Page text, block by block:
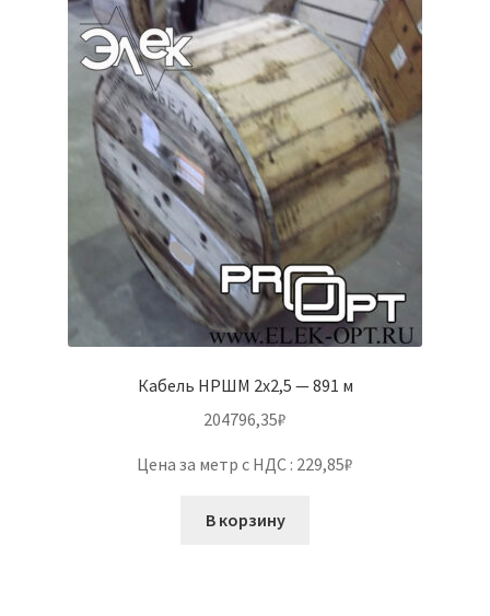
Кабель НРШМ 2х2,5 — 891 м
204796,35₽
Цена за метр с НДС : 229,85₽
В корзину